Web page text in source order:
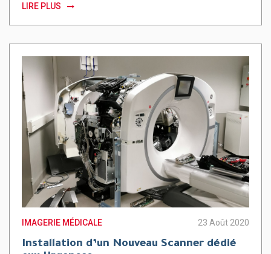
LIRE PLUS
IMAGERIE MÉDICALE 23 Août 2020
Installation d’un Nouveau Scanner dédié